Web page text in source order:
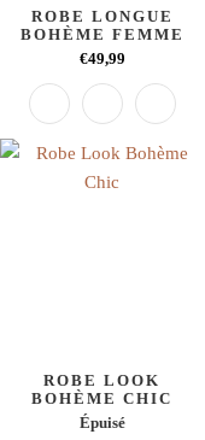
ROBE LONGUE
BOHÈME FEMME
€49,99
ROBE LOOK
BOHÈME CHIC
Épuisé